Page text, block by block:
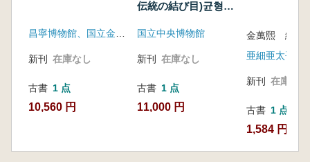
新刊 在庫なし
古書 1 点
10,560 円
伝統の結び目)균형과
秩序の美学)
国立中央博物館
新刊 在庫なし
古書 1 点
11,000 円
金萬熙 編著
亜細亜太平洋
新刊 在庫なし
古書 1 点
1,584 円